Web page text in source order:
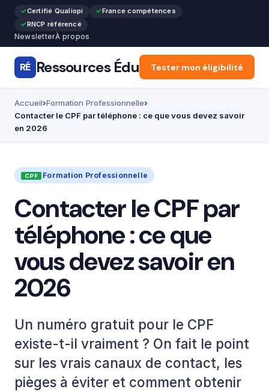
Certifié Qualiopi
France compétences
RNCP référencé
NewsletterÀ propos
RÉ Ressources Édu Accueil Articles
Tester mon éligibilité
Accueil Formation Professionnelle
Contacter le CPF par téléphone : ce que vous devez savoir
en 2026
Formation Professionnelle
Contacter le CPF par
téléphone : ce que
vous devez savoir en
2026
Un numéro gratuit pour le CPF
existe-t-il vraiment ? On fait le point
sur les vrais canaux de contact, les
pièges à éviter et comment obtenir